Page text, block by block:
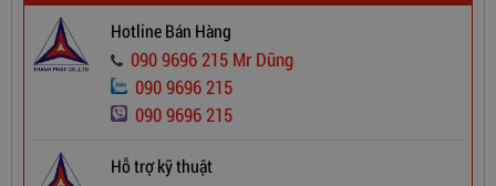
Hotline Bán Hàng
090 9696 215 Mr Dũng
090 9696 215
090 9696 215
Hỗ trợ kỹ thuật